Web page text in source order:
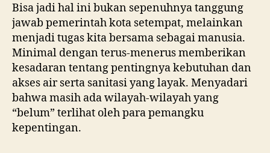
Bisa jadi hal ini bukan sepenuhnya tanggung
jawab pemerintah kota setempat, melainkan
menjadi tugas kita bersama sebagai manusia.
Minimal dengan terus-menerus memberikan
kesadaran tentang pentingnya kebutuhan dan
akses air serta sanitasi yang layak. Menyadari
bahwa masih ada wilayah-wilayah yang
“belum” terlihat oleh para pemangku
kepentingan.